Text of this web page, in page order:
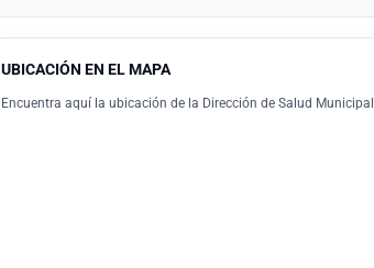
UBICACIÓN EN EL MAPA
Encuentra aquí la ubicación de la Dirección de Salud